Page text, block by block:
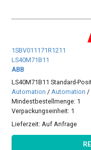
1SBV011171R1211
LS40M71B11
ABB
LS40M71B11 Standard-
Automation /Automation /
Mindestbestellmenge: 1
Verpackungseinheit: 1
Lieferzeit: Auf Anfrage